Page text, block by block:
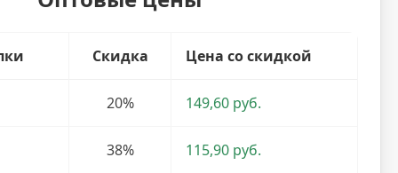
Скидка Цена со скидкой
20% 149,60 руб.
38% 115,90 руб.